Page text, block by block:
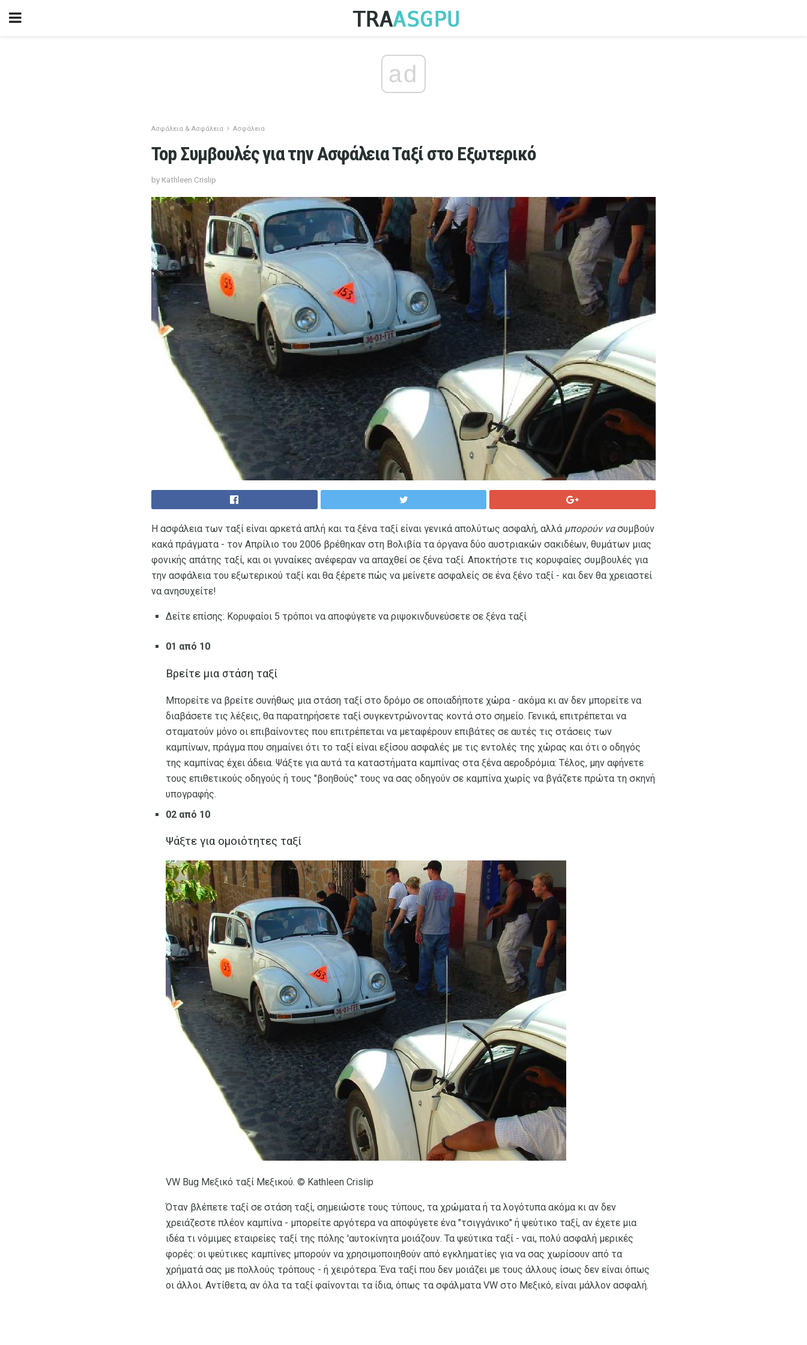
ad
Ασφάλεια & Ασφάλεια Ασφάλεια
Top Συμβουλές για την Ασφάλεια Ταξί στο Εξωτερικό
by Kathleen Crislip
Η ασφάλεια των ταξί είναι αρκετά απλή και τα ξένα ταξί είναι γενικά απολύτως ασφαλή, αλλά μπορούν νασυμβούν
κακά πράγματα - τον Απρίλιο του 2006 βρέθηκαν στη Βολιβία τα όργανα δύο αυστριακών σακιδέων, θυμάτων μιας
φονικής απάτης ταξί, και οι γυναίκες ανέφεραν να απαχθεί σε ξένα ταξί. Αποκτήστε τις κορυφαίες συμβουλές για
την ασφάλεια του εξωτερικού ταξί και θα ξέρετε πώς να μείνετε ασφαλείς σε ένα ξένο ταξί - και δεν θα χρειαστεί
να ανησυχείτε!
Δείτε επίσης: Κορυφαίοι 5 τρόποι να αποφύγετε να ριψοκινδυνεύσετε σε ξένα ταξί
01 από 10
Βρείτε μια στάση ταξί
Μπορείτε να βρείτε συνήθως μια στάση ταξί στο δρόμο σε οποιαδήποτε χώρα - ακόμα κι αν δεν μπορείτε να
διαβάσετε τις λέξεις, θα παρατηρήσετε ταξί συγκεντρώνοντας κοντά στο σημείο. Γενικά, επιτρέπεται να
σταματούν μόνο οι επιβαίνοντες που επιτρέπεται να μεταφέρουν επιβάτες σε αυτές τις στάσεις των
καμπίνων, πράγμα που σημαίνει ότι το ταξί είναι εξίσου ασφαλές με τις εντολές της χώρας και ότι ο οδηγός
της καμπίνας έχει άδεια. Ψάξτε για αυτά τα καταστήματα καμπίνας στα ξένα αεροδρόμια: Τέλος, μην αφήνετε
τους επιθετικούς οδηγούς ή τους "βοηθούς" τους να σας οδηγούν σε καμπίνα χωρίς να βγάζετε πρώτα τη σκηνή
υπογραφής.
02 από 10
Ψάξτε για ομοιότητες ταξί
VW Bug Μεξικό ταξί Μεξικού. © Kathleen Crislip
Όταν βλέπετε ταξί σε στάση ταξί, σημειώστε τους τύπους, τα χρώματα ή τα λογότυπα ακόμα κι αν δεν
χρειάζεστε πλέον καμπίνα - μπορείτε αργότερα να αποφύγετε ένα "τσιγγάνικο" ή ψεύτικο ταξί, αν έχετε μια
ιδέα τι νόμιμες εταιρείες ταξί της πόλης 'αυτοκίνητα μοιάζουν. Τα ψεύτικα ταξί - ναι, πολύ ασφαλή μερικές
φορές: οι ψεύτικες καμπίνες μπορούν να χρησιμοποιηθούν από εγκληματίες για να σας χωρίσουν από τα
χρήματά σας με πολλούς τρόπους - ή χειρότερα. Ένα ταξί που δεν μοιάζει με τους άλλους ίσως δεν είναι όπως
οι άλλοι. Αντίθετα, αν όλα τα ταξί φαίνονται τα ίδια, όπως τα σφάλματα VW στο Μεξικό, είναι μάλλον ασφαλή.